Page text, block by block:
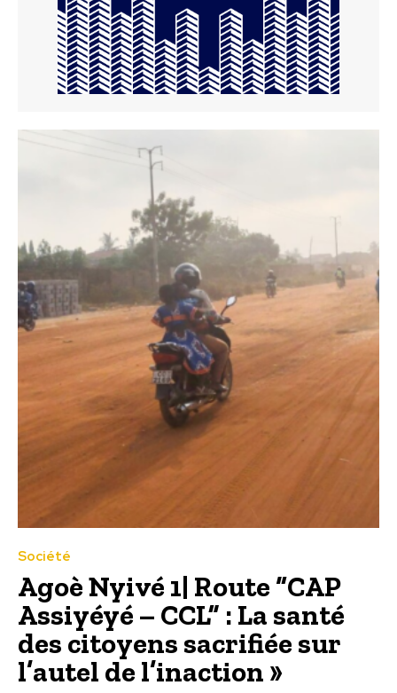
Société
Agoè Nyivé 1| Route “CAP
Assiyéyé – CCL” : La santé
des citoyens sacrifiée sur
l’autel de l’inaction »